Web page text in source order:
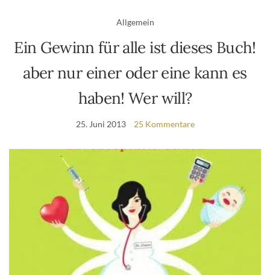
Allgemein
Ein Gewinn für alle ist dieses Buch!
aber nur einer oder eine kann es
haben! Wer will?
25. Juni 2013 25 Kommentare